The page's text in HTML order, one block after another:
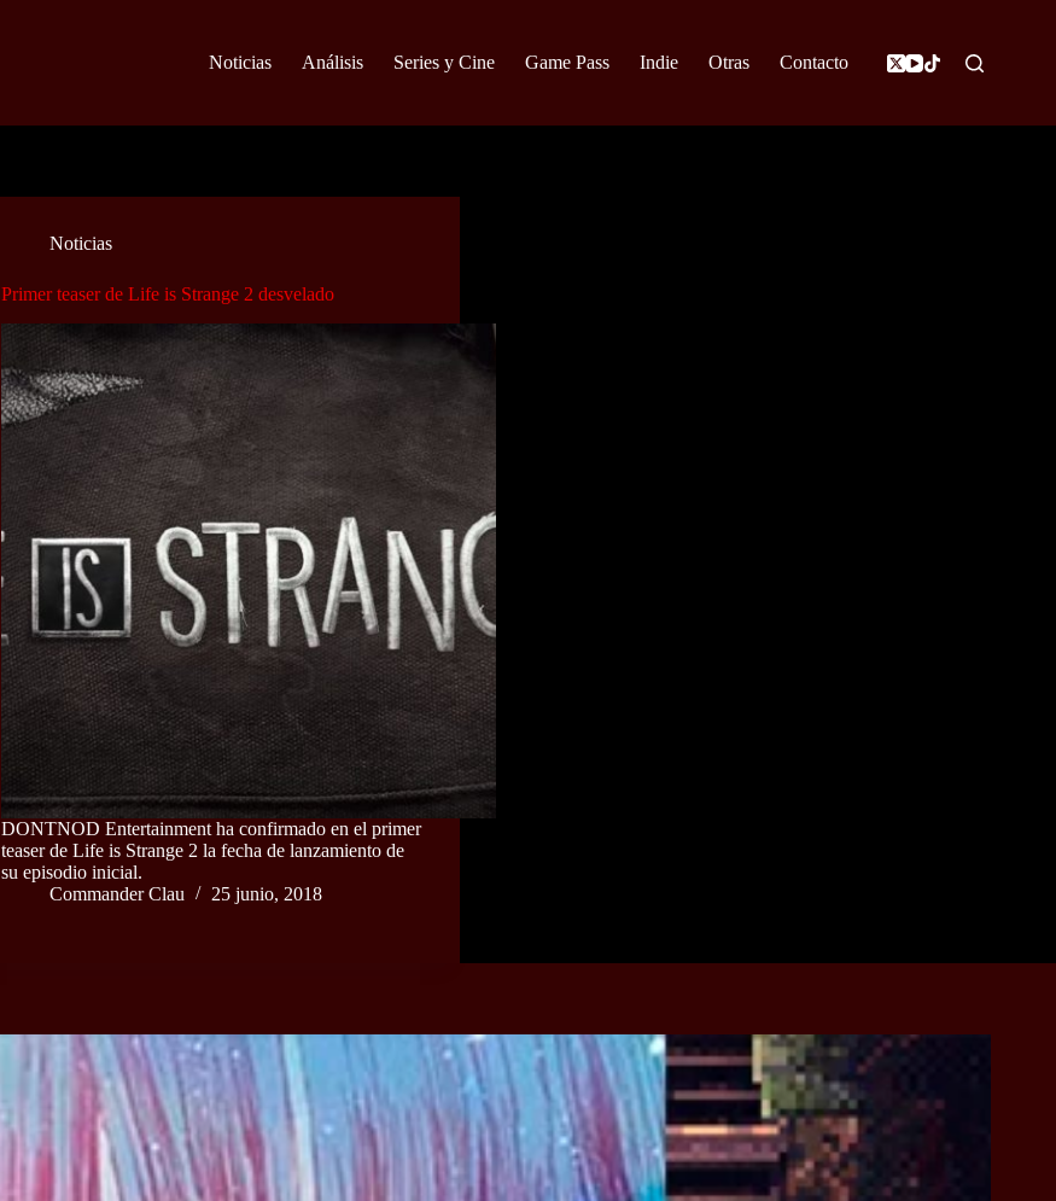
Noticias Análisis Series y Cine Game Pass Indie Otras Contacto
Noticias
Primer teaser de Life is Strange 2 desvelado
DONTNOD Entertainment ha confirmado en el primer
teaser de Life is Strange 2 la fecha de lanzamiento de
su episodio inicial.
Commander Clau
25 junio, 2018